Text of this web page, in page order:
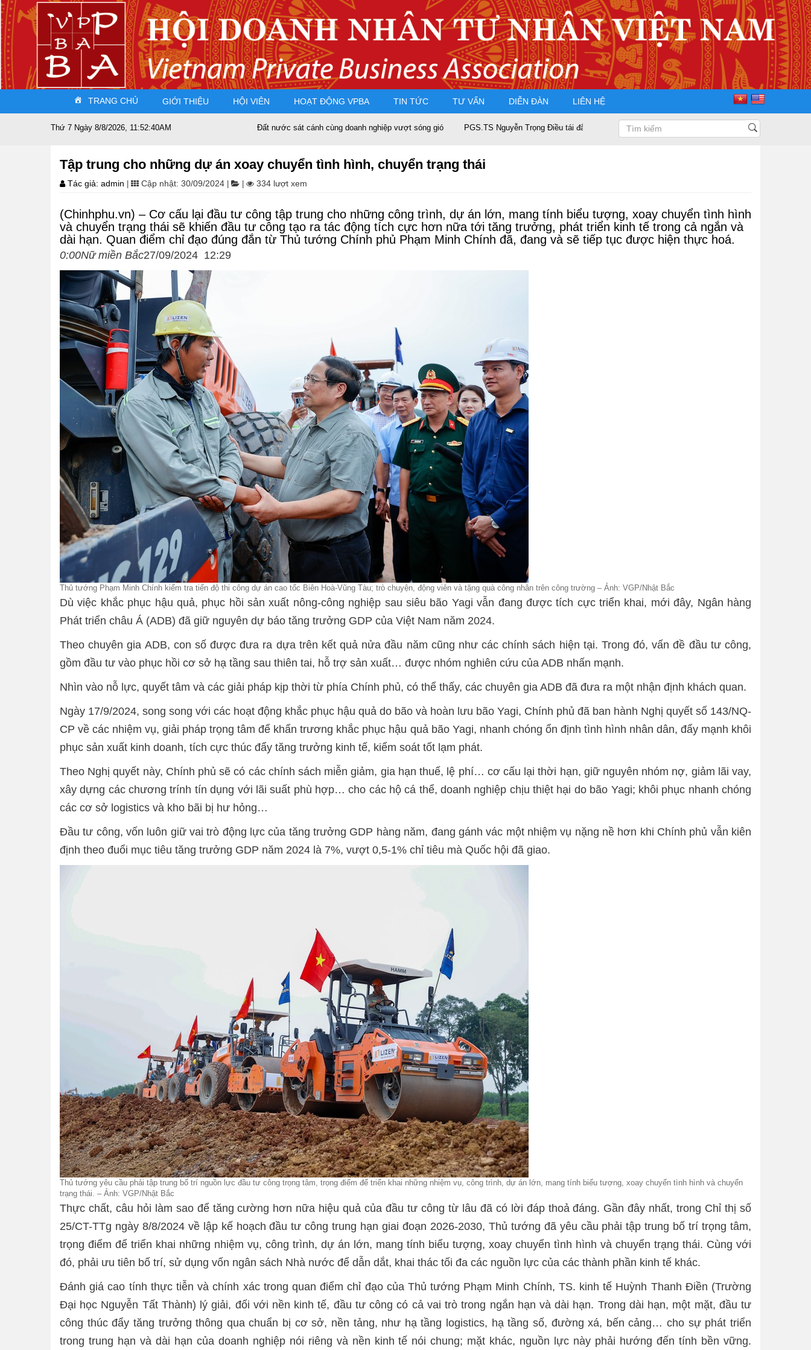
TRANG CHỦ GIỚI THIỆU HỘI VIÊN HOẠT ĐỘNG VPBA TIN TỨC TƯ VẤN DIỄN ĐÀN LIÊN HỆ
Thứ 7 Ngày 8/8/2026, 11:52:41AM Đất nước sát cánh cùng doanh nghiệp vượt sóng gió PGS.TS Nguyễn Trọng Điều tái đắc cử Chủ tịch Hội Doanh nhân Tư nhân Việt Nam nhiệm kỳ 2025 – 2030
Tập trung cho những dự án xoay chuyển tình hình, chuyển trạng thái
Tác giả: admin Cập nhật: 30/09/2024 334 lượt xem
(Chinhphu.vn) – Cơ cấu lại đầu tư công tập trung cho những công trình, dự án lớn, mang tính biểu tượng, xoay chuyển tình hình
và chuyển trạng thái sẽ khiến đầu tư công tạo ra tác động tích cực hơn nữa tới tăng trưởng, phát triển kinh tế trong cả ngắn và
dài hạn. Quan điểm chỉ đạo đúng đắn từ Thủ tướng Chính phủ Phạm Minh Chính đã, đang và sẽ tiếp tục được hiện thực hoá.
0:00Nữ miền Bắc27/09/2024 12:29
Thủ tướng Phạm Minh Chính kiểm tra tiến độ thi công dự án cao tốc Biên Hoà-Vũng Tàu; trò chuyện, động viên và tặng quà công nhân trên công trường – Ảnh: VGP/Nhật Bắc
Dù việc khắc phục hậu quả, phục hồi sản xuất nông-công nghiệp sau siêu bão Yagi vẫn đang được tích cực triển khai, mới đây, Ngân hàng
Phát triển châu Á (ADB) đã giữ nguyên dự báo tăng trưởng GDP của Việt Nam năm 2024.
Theo chuyên gia ADB, con số được đưa ra dựa trên kết quả nửa đầu năm cũng như các chính sách hiện tại. Trong đó, vấn đề đầu tư công,
gồm đầu tư vào phục hồi cơ sở hạ tầng sau thiên tai, hỗ trợ sản xuất… được nhóm nghiên cứu của ADB nhấn mạnh.
Nhìn vào nỗ lực, quyết tâm và các giải pháp kịp thời từ phía Chính phủ, có thể thấy, các chuyên gia ADB đã đưa ra một nhận định khách quan.
Ngày 17/9/2024, song song với các hoạt động khắc phục hậu quả do bão và hoàn lưu bão Yagi, Chính phủ đã ban hành Nghị quyết số 143/NQ-
CP về các nhiệm vụ, giải pháp trọng tâm để khẩn trương khắc phục hậu quả bão Yagi, nhanh chóng ổn định tình hình nhân dân, đẩy mạnh khôi
phục sản xuất kinh doanh, tích cực thúc đẩy tăng trưởng kinh tế, kiểm soát tốt lạm phát.
Theo Nghị quyết này, Chính phủ sẽ có các chính sách miễn giảm, gia hạn thuế, lệ phí… cơ cấu lại thời hạn, giữ nguyên nhóm nợ, giảm lãi vay,
xây dựng các chương trính tín dụng với lãi suất phù hợp… cho các hộ cá thể, doanh nghiệp chịu thiệt hại do bão Yagi; khôi phục nhanh chóng
các cơ sở logistics và kho bãi bị hư hỏng…
Đầu tư công, vốn luôn giữ vai trò động lực của tăng trưởng GDP hàng năm, đang gánh vác một nhiệm vụ nặng nề hơn khi Chính phủ vẫn kiên
định theo đuổi mục tiêu tăng trưởng GDP năm 2024 là 7%, vượt 0,5-1% chỉ tiêu mà Quốc hội đã giao.
Thủ tướng yêu cầu phải tập trung bố trí nguồn lực đầu tư công trọng tâm, trọng điểm để triển khai những nhiệm vụ, công trình, dự án lớn, mang tính biểu tượng, xoay chuyển tình hình và chuyển
trạng thái. – Ảnh: VGP/Nhật Bắc
Thực chất, câu hỏi làm sao để tăng cường hơn nữa hiệu quả của đầu tư công từ lâu đã có lời đáp thoả đáng. Gần đây nhất, trong Chỉ thị số
25/CT-TTg ngày 8/8/2024 về lập kế hoạch đầu tư công trung hạn giai đoạn 2026-2030, Thủ tướng đã yêu cầu phải tập trung bố trí trọng tâm,
trọng điểm để triển khai những nhiệm vụ, công trình, dự án lớn, mang tính biểu tượng, xoay chuyển tình hình và chuyển trạng thái. Cùng với
đó, phải ưu tiên bố trí, sử dụng vốn ngân sách Nhà nước để dẫn dắt, khai thác tối đa các nguồn lực của các thành phần kinh tế khác.
Đánh giá cao tính thực tiễn và chính xác trong quan điểm chỉ đạo của Thủ tướng Phạm Minh Chính, TS. kinh tế Huỳnh Thanh Điền (Trường
Đại học Nguyễn Tất Thành) lý giải, đối với nền kinh tế, đầu tư công có cả vai trò trong ngắn hạn và dài hạn. Trong dài hạn, một mặt, đầu tư
công thúc đẩy tăng trưởng thông qua chuẩn bị cơ sở, nền tảng, như hạ tầng logistics, hạ tầng số, đường xá, bến cảng… cho sự phát triển
trong trung hạn và dài hạn của doanh nghiệp nói riêng và nền kinh tế nói chung; mặt khác, nguồn lực này phải hướng đến tính bền vững.